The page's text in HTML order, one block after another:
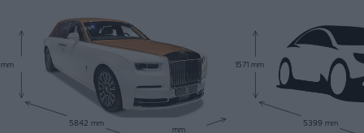
mm
5842 mm
mm
1571 mm
5399 mm